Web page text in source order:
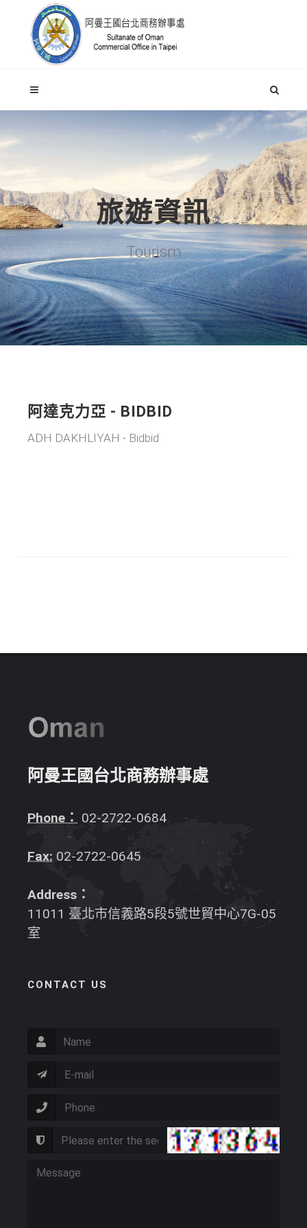
旅遊資訊
Tourism
阿達克力亞 - BIDBID
ADH DAKHLIYAH - Bidbid
阿曼王國台北商務辦事處
Phone： 02-2722-0684
Fax: 02-2722-0645
Address：
11011 臺北市信義路5段5號世貿中心7G-05
室
CONTACT US